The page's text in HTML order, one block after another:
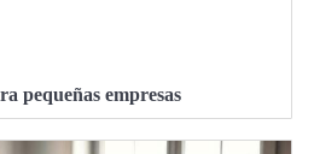
pequeñas empresas